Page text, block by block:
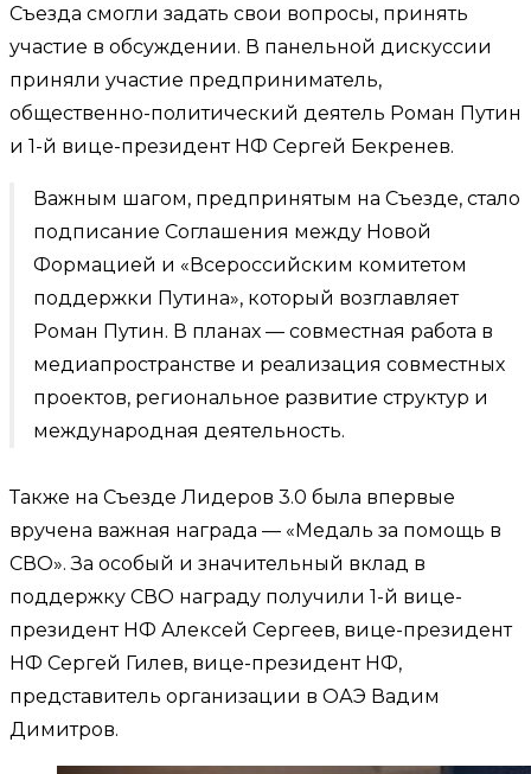
Съезда смогли задать свои вопросы, принять
участие в обсуждении. В панельной дискуссии
приняли участие предприниматель,
общественно-политический деятель Роман Путин
и 1-й вице-президент НФ Сергей Бекренев.
Важным шагом, предпринятым на Съезде, стало
подписание Соглашения между Новой
Формацией и «Всероссийским комитетом
поддержки Путина», который возглавляет
Роман Путин. В планах — совместная работа в
медиапространстве и реализация совместных
проектов, региональное развитие структур и
международная деятельность.
Также на Съезде Лидеров 3.0 была впервые
вручена важная награда — «Медаль за помощь в
СВО». За особый и значительный вклад в
поддержку СВО награду получили 1-й вице-
президент НФ Алексей Сергеев, вице-президент
НФ Сергей Гилев, вице-президент НФ,
представитель организации в ОАЭ Вадим
Димитров.